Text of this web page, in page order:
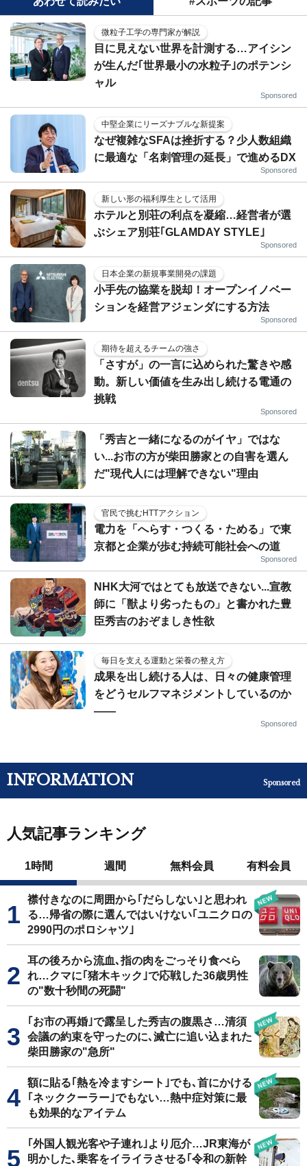
微粒子工学の専門家が解説
目に見えない世界を計測する…アイシン
が生んだ｢世界最小の水粒子｣のポテンシ
ャル
Sponsored
中堅企業にリーズナブルな新提案
なぜ複雑なSFAは挫折する？少人数組織
に最適な「名刺管理の延長」で進めるDX
Sponsored
新しい形の福利厚生として活用
ホテルと別荘の利点を凝縮…経営者が選
ぶシェア別荘｢GLAMDAY STYLE｣
Sponsored
日本企業の新規事業開発の課題
小手先の協業を脱却！オープンイノベー
ションを経営アジェンダにする方法
Sponsored
期待を超えるチームの強さ
「さすが」の一言に込められた驚きや感
動。新しい価値を生み出し続ける電通の
挑戦
Sponsored
「秀吉と一緒になるのがイヤ」ではな
い...お市の方が柴田勝家との自害を選ん
だ"現代人には理解できない"理由
官民で挑むHTTアクション
電力を「へらす・つくる・ためる」で東
京都と企業が歩む持続可能社会への道
Sponsored
NHK大河ではとても放送できない...宣教
師に「獣より劣ったもの」と書かれた豊
臣秀吉のおぞましき性欲
毎日を支える運動と栄養の整え方
成果を出し続ける人は、日々の健康管理
をどうセルフマネジメントしているのか
——
Sponsored
INFORMATION Sponsored
人気記事ランキング
1時間 週間 無料会員 有料会員
襟付きなのに周囲から｢だらしない｣と思われ
る…帰省の際に選んではいけない｢ユニクロの
2990円のポロシャツ｣
耳の後ろから流血､指の肉をごっそり食べら
れ…クマに｢猪木キック｣で応戦した36歳男性
の"数十秒間の死闘"
｢お市の再婚｣で露呈した秀吉の腹黒さ…清須
会議の約束を守ったのに､滅亡に追い込まれた
柴田勝家の"急所"
額に貼る｢熱を冷ますシート｣でも､首にかける
｢ネッククーラー｣でもない…熱中症対策に最
も効果的なアイテム
｢外国人観光客や子連れ｣より厄介…JR東海が
明かした､乗客をイライラさせる｢令和の新幹